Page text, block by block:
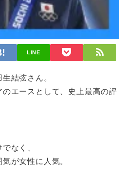
LINE
結弦さん。
エースとして、史上最高の評
なく、
が女性に人気。